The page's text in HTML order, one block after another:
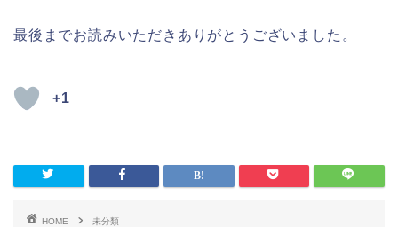
最後までお読みいただきありがとうございました。
+1
HOME
未分類